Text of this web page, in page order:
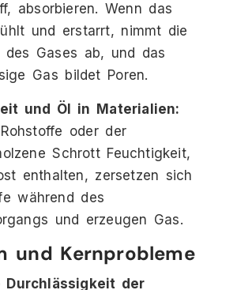
absorbieren. Wenn das
und erstarrt, nimmt die
des Gases ab, und das
Gas bildet Poren.
und Öl in Materialien:
oder der
Schrott Feuchtigkeit,
enthalten, zersetzen sich
während des
und erzeugen Gas.
und Kernprobleme
Durchlässigkeit der